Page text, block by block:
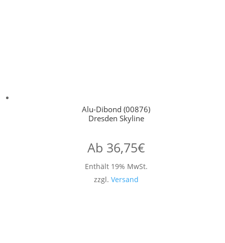
Alu-Dibond (00876)
Dresden Skyline
Ab 36,75€
Enthält 19% MwSt.
zzgl. Versand